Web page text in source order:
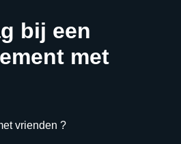
bij een
met
vrienden ?